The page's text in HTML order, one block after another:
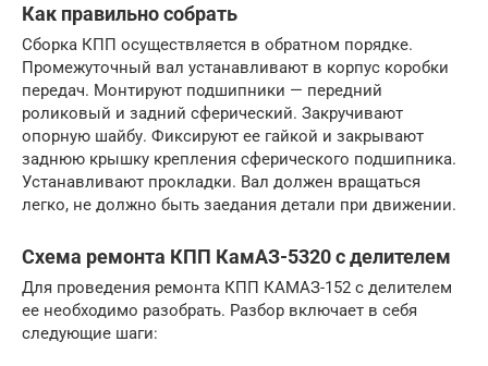
Как правильно собрать
Сборка КПП осуществляется в обратном порядке.
Промежуточный вал устанавливают в корпус коробки
передач. Монтируют подшипники — передний
роликовый и задний сферический. Закручивают
опорную шайбу. Фиксируют ее гайкой и закрывают
заднюю крышку крепления сферического подшипника.
Устанавливают прокладки. Вал должен вращаться
легко, не должно быть заедания детали при движении.
Схема ремонта КПП КамАЗ-5320 с делителем
Для проведения ремонта КПП КАМАЗ-152 с делителем
ее необходимо разобрать. Разбор включает в себя
следующие шаги: